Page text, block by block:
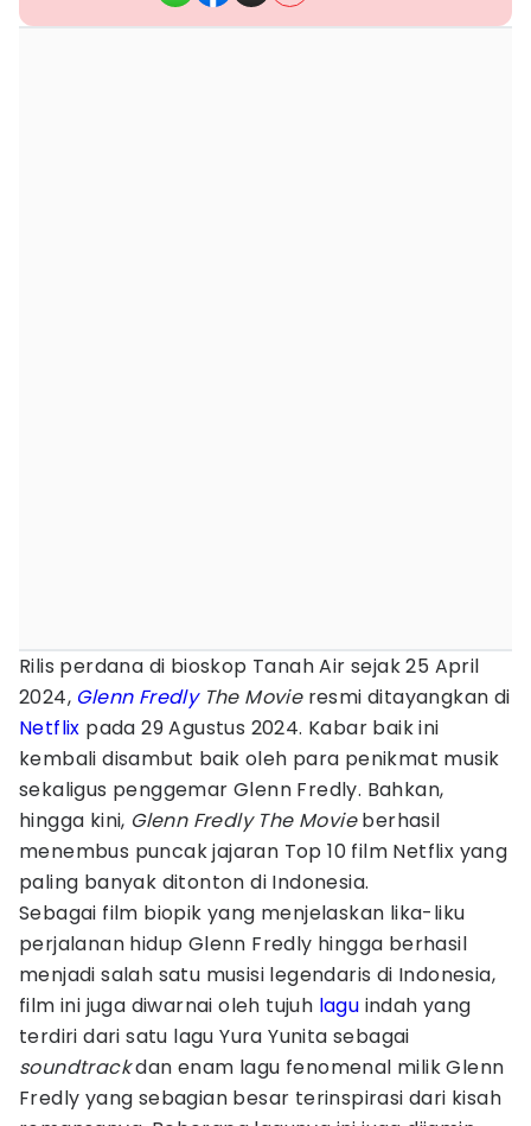
Rilis perdana di bioskop Tanah Air sejak 25 April
2024, Glenn FredlyThe Movieresmi ditayangkan di
Netflix pada 29 Agustus 2024. Kabar baik ini
kembali disambut baik oleh para penikmat musik
sekaligus penggemar Glenn Fredly. Bahkan,
hingga kini, Glenn Fredly The Movieberhasil
menembus puncak jajaran Top 10 film Netflix yang
paling banyak ditonton di Indonesia.
Sebagai film biopik yang menjelaskan lika-liku
perjalanan hidup Glenn Fredly hingga berhasil
menjadi salah satu musisi legendaris di Indonesia,
film ini juga diwarnai oleh tujuh lagu indah yang
terdiri dari satu lagu Yura Yunita sebagai
soundtrackdan enam lagu fenomenal milik Glenn
Fredly yang sebagian besar terinspirasi dari kisah